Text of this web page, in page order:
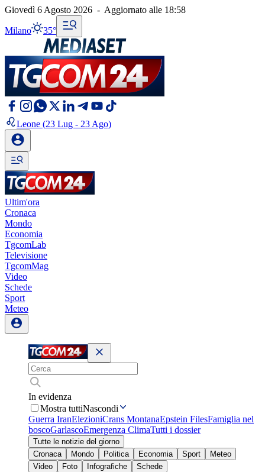
Giovedì 6 Agosto 2026 - Aggiornato alle 18:58
Milano 35°
Leone (23 Lug - 23 Ago)
Ultim'ora
Cronaca
Mondo
Economia
TgcomLab
Televisione
TgcomMag
Video
Schede
Sport
Meteo
In evidenza
Mostra tuttiNascondi
Guerra IranElezioniCrans MontanaEpstein FilesFamiglia nel
boscoGarlascoEmergenza ClimaTutti i dossier
Tutte le notizie del giorno
Cronaca
Mondo Politica Economia Sport
Meteo
Video
Foto Infografiche
Schede